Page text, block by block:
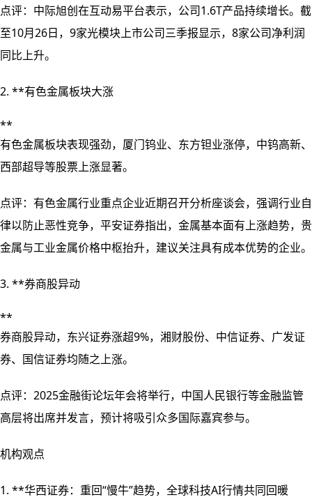
点评：中际旭创在互动易平台表示，公司1.6T产品持续增长。截
至10月26日，9家光模块上市公司三季报显示，8家公司净利润
同比上升。
2. **有色金属板块大涨
**
有色金属板块表现强劲，厦门钨业、东方钽业涨停，中钨高新、
西部超导等股票上涨显著。
点评：有色金属行业重点企业近期召开分析座谈会，强调行业自
律以防止恶性竞争，平安证券指出，金属基本面有上涨趋势，贵
金属与工业金属价格中枢抬升，建议关注具有成本优势的企业。
3. **券商股异动
**
券商股异动，东兴证券涨超9%，湘财股份、中信证券、广发证
券、国信证券均随之上涨。
点评：2025金融街论坛年会将举行，中国人民银行等金融监管
高层将出席并发言，预计将吸引众多国际嘉宾参与。
机构观点
1. **华西证券：重回“慢牛”趋势，全球科技AI行情共同回暖